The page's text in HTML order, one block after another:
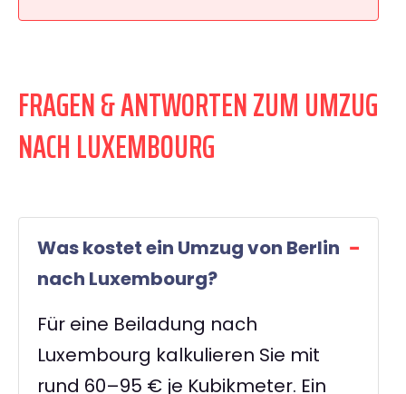
FRAGEN & ANTWORTEN ZUM UMZUG
NACH LUXEMBOURG
Was kostet ein Umzug von Berlin
nach Luxembourg?
Für eine Beiladung nach
Luxembourg kalkulieren Sie mit
rund 60–95 € je Kubikmeter. Ein